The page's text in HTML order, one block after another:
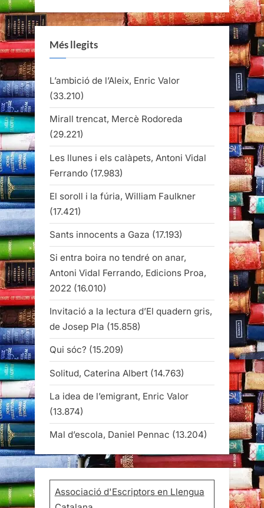
Més llegits
L’ambició de l’Aleix, Enric Valor
(33.210)
Mirall trencat, Mercè Rodoreda
(29.221)
Les llunes i els calàpets, Antoni Vidal
Ferrando (17.983)
El soroll i la fúria, William Faulkner
(17.421)
Sants innocents a Gaza (17.193)
Si entra boira no tendré on anar,
Antoni Vidal Ferrando, Edicions Proa,
2022 (16.010)
Invitació a la lectura d’El quadern gris,
de Josep Pla (15.858)
Qui sóc? (15.209)
Solitud, Caterina Albert (14.763)
La idea de l’emigrant, Enric Valor
(13.874)
Mal d’escola, Daniel Pennac (13.204)
Associació d'Escriptors en Llengua